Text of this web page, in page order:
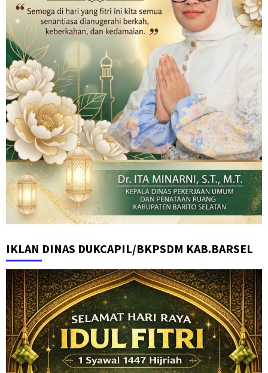
IKLAN DINAS DUKCAPIL/BKPSDM KAB.BARSEL